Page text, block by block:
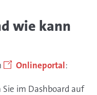
wie kann
Onlineportal:
Sie im Dashboard auf